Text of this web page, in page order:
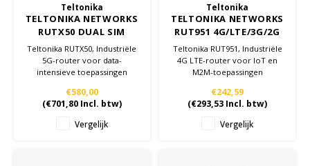
Teltonika
TELTONIKA NETWORKS
RUTX50 DUAL SIM
5G/4G/LTE router EU
Teltonika RUTX50, Industriële
5G-router voor data-
intensieve toepassingen
€580,00
(€701,80Incl. btw)
Vergelijk
Teltonika
TELTONIKA NETWORKS
RUT951 4G/LTE/3G/2G
WiFi router EU
Teltonika RUT951, Industriële
4G LTE-router voor IoT en
M2M-toepassingen
€242,59
(€293,53 Incl. btw)
Vergelijk